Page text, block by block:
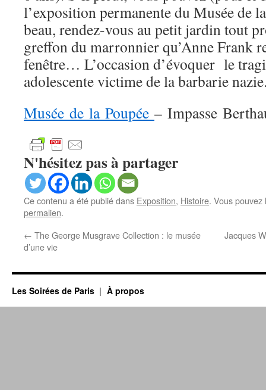
l’exposition permanente du Musée de
beau, rendez-vous au petit jardin tout
greffon du marronnier qu’Anne Frank
fenêtre… L’occasion d’évoquer le
adolescente victime de la barbarie
Musée de la Poupée – Impasse
N'hésitez pas à partager
Ce contenu a été publié dans Exposition, Histoire. Vous
permalien.
← The George Musgrave Collection : le musée
d’une vie
Jacques
Les Soirées de Paris À propos